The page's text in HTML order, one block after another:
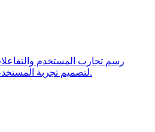
رسم تجارب المستخدم
لتصميم تجربة المستخدم ورسم خرائط رحلة العميل.